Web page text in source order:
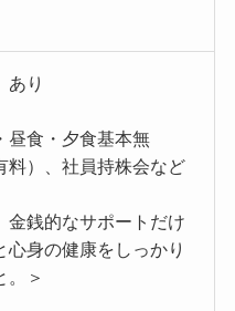
あり
昼食・夕食基本無
料）、社員持株会など
金銭的なサポートだけ
身の健康をしっかり
。＞